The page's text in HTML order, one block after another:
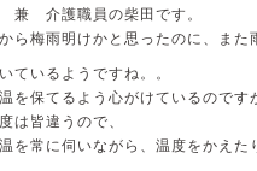
思います！！
兼 介護職員の柴田です。
ら梅雨明けかと思ったのに、また
ているようですね。。
を保てるよう心がけているのです
は皆違うので、
を常に伺いながら、温度をかえた